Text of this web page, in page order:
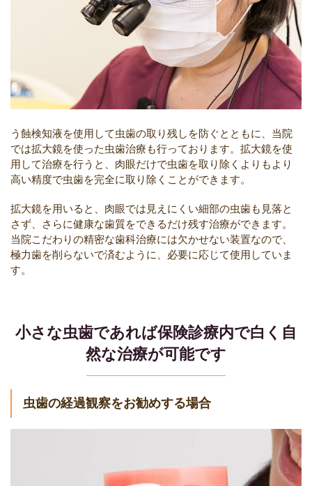
う蝕検知液を使用して虫歯の取り残しを防ぐとともに、当院
では拡大鏡を使った虫歯治療も行っております。拡大鏡を使
用して治療を行うと、肉眼だけで虫歯を取り除くよりもより
高い精度で虫歯を完全に取り除くことができます。
拡大鏡を用いると、肉眼では見えにくい細部の虫歯も見落と
さず、さらに健康な歯質をできるだけ残す治療ができます。
当院こだわりの精密な歯科治療には欠かせない装置なので、
極力歯を削らないで済むように、必要に応じて使用していま
す。
小さな虫歯であれば保険診療内で白く自
然な治療が可能です
虫歯の経過観察をお勧めする場合